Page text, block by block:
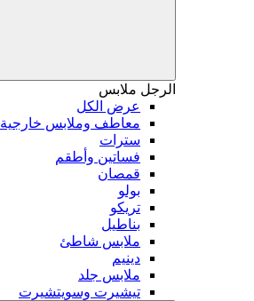
الرجل ملابس
عرض الكل
معاطف وملابس خارجية
سترات
فساتين وأطقم
قمصان
بولو
تريكو
بناطيل
ملابس شاطئ
دينيم
ملابس جلد
تيشيرت وسويتشيرت